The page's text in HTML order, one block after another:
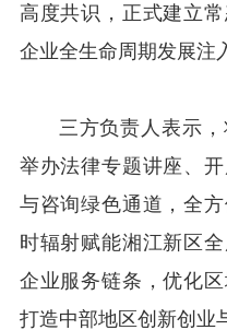
高度共识，正式建立
企业全生命周期发展注
三方负责人表示
举办法律专题讲座、
与咨询绿色通道，全
时辐射赋能湘江新区
企业服务链条，优化
打造中部地区创新创业